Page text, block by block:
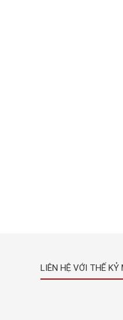
LIÊN HỆ VỚI THẾ KỶ